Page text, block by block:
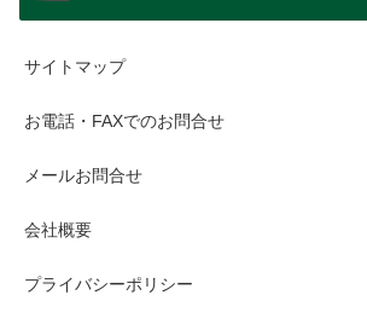
サイトマップ
お電話・FAXでのお問合せ
メールお問合せ
会社概要
プライバシーポリシー